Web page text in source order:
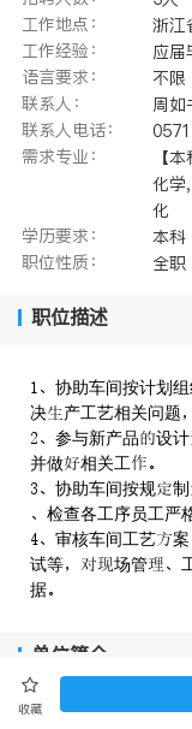
工作地点：
浙江
工作经验：
应届
语言要求：
不限
联系人：
周如
联系人电话：
需求专业：
【
化学
化
学历要求：
本科
职位性质：
全职
职位描述
协助车间按计
决产工艺相关问
参与新产品设
并做相关工
协助车间按规
检查各工序员工严
审核车间工艺案
试等场管
据
单位简介
收藏